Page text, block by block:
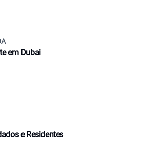
em Dubai
e Residentes